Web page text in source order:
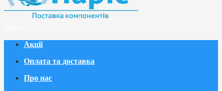
Акції
Оплата та доставка
Про нас